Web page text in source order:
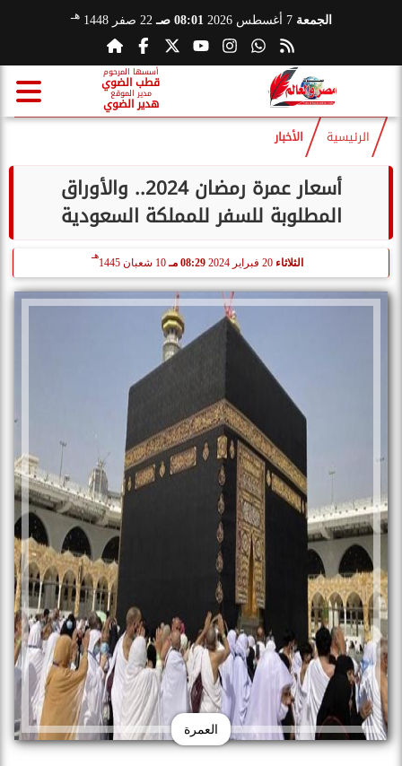
الجمعة 7 أغسطس 2026 08:01 صـ 22 صفر 1448 هـ
أسسها المرحوم
قطب الضوي
مدير الموقع
هدير الضوي
الرئيسية الأخبار
أسعار عمرة رمضان 2024.. والأوراق
المطلوبة للسفر للمملكة السعودية
الثلاثاء 08:29 مـ 10 شعبان 1445
هـ
العمرة